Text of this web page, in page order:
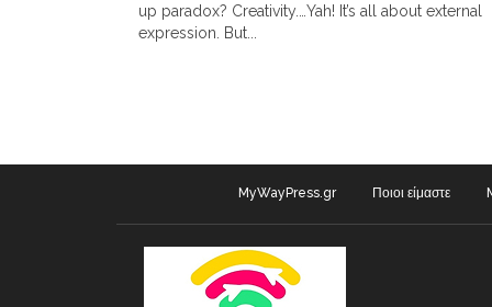
up paradox? Creativity.…Yah! It’s all about external
expression. But...
MyWayPress.gr Ποιοι είμαστε